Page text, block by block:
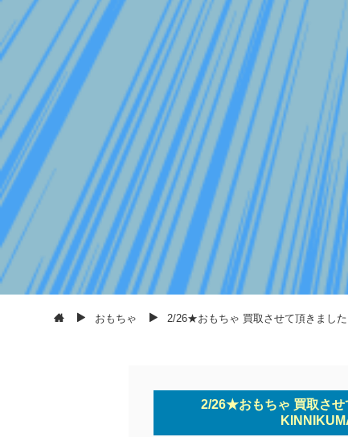
おもちゃ 2/26★おもちゃ 買取させて頂きまし
2/26★おもちゃ 買取さ